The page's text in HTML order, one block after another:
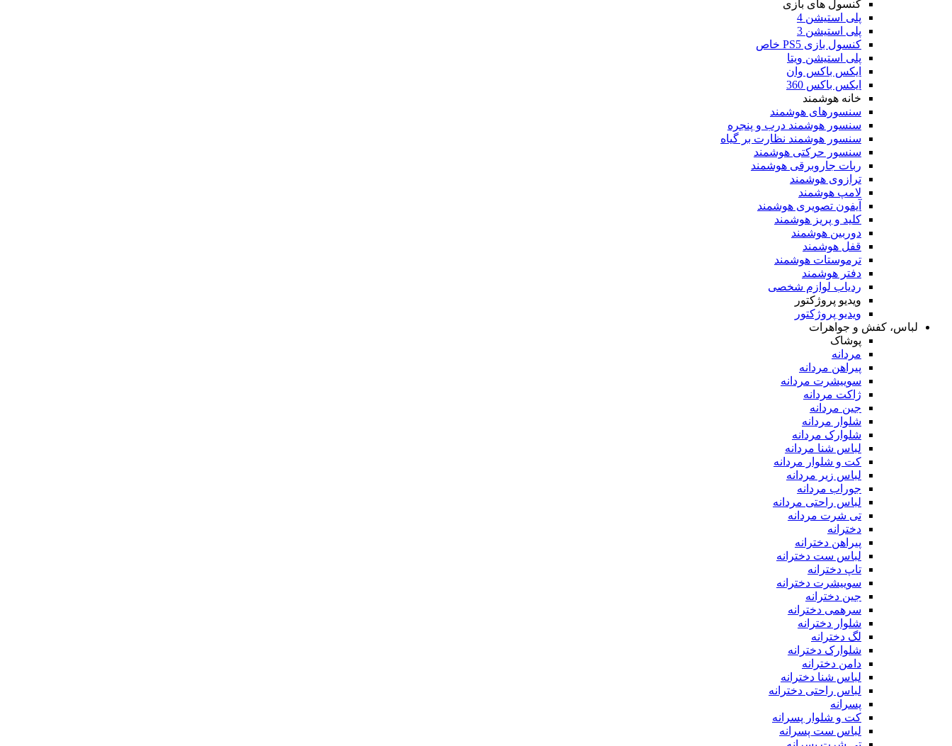
کنسول های بازی
پلی استیشن 4
پلی استیشن 3
کنسول بازی PS5 خاص
پلی استیشن ویتا
ایکس باکس وان
ایکس باکس 360
خانه هوشمند
سنسورهای هوشمند
سنسور هوشمند درب و پنجره
سنسور هوشمند نظارت بر گیاه
سنسور حرکتی هوشمند
ربات جاروبرقی هوشمند
ترازوی هوشمند
لامپ هوشمند
آیفون تصویری هوشمند
کلید و پریز هوشمند
دوربین هوشمند
قفل هوشمند
ترموستات هوشمند
دفتر هوشمند
ردیاب لوازم شخصی
ویدیو پروژکتور
ویدیو پروژکتور
لباس، کفش و جواهرات
پوشاک
مردانه
پیراهن مردانه
سوییشرت مردانه
ژاکت مردانه
جین مردانه
شلوار مردانه
شلوارک مردانه
لباس شنا مردانه
کت و شلوار مردانه
لباس زیر مردانه
جوراب مردانه
لباس راحتی مردانه
تی شرت مردانه
دخترانه
پیراهن دخترانه
لباس ست دخترانه
تاپ دخترانه
سوییشرت دخترانه
جین دخترانه
سرهمی دخترانه
شلوار دخترانه
لگ دخترانه
شلوارک دخترانه
دامن دخترانه
لباس شنا دخترانه
لباس راحتی دخترانه
پسرانه
کت و شلوار پسرانه
لباس ست پسرانه